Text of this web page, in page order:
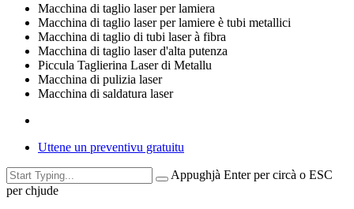
Macchina di taglio laser per lamiera
Macchina di taglio laser per lamiere è tubi metallici
Macchina di taglio di tubi laser à fibra
Macchina di taglio laser d'alta putenza
Piccula Taglierina Laser di Metallu
Macchina di pulizia laser
Macchina di saldatura laser
Uttene un preventivu gratuitu
Appughjà Enter per circà o ESC
per chjude